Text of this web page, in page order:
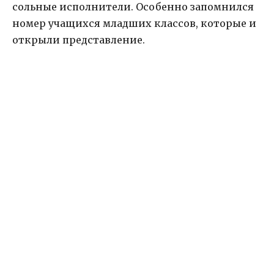
сольные исполнители. Особенно запомнился
номер учащихся младших классов, которые и
открыли представление.